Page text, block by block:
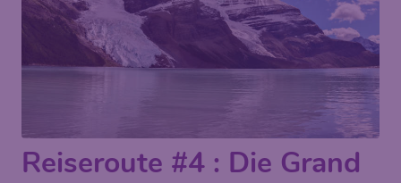
Reiseroute #4 : Die Grand